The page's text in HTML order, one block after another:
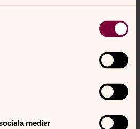
medier
frågor på sidans